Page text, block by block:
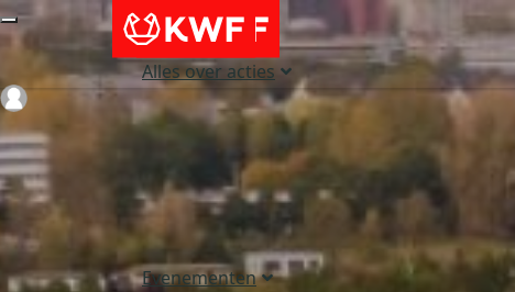
Alles over acties
Evenementen
Login